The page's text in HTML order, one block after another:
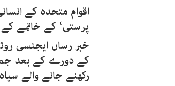
اقوام متحدہ کے
پرستی‘ کے خاتمے کے
خبر رساں ایجنسی
کے دورے کے بعد
رکھنے جانے والے